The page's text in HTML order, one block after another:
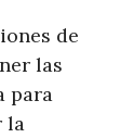
de
las
para
la